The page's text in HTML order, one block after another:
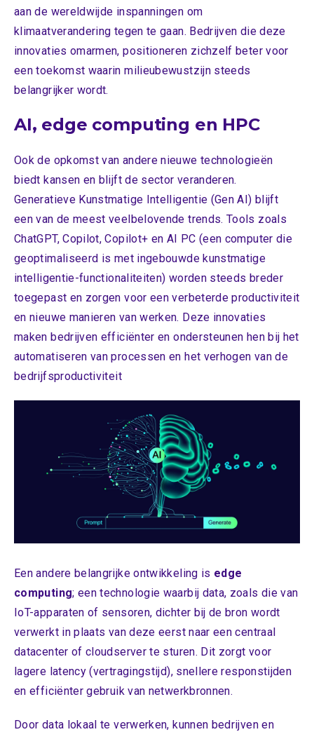
aan de wereldwijde inspanningen om
klimaatverandering tegen te gaan. Bedrijven die deze
innovaties omarmen, positioneren zichzelf beter voor
een toekomst waarin milieubewustzijn steeds
belangrijker wordt.
AI, edge computing en HPC
Ook de opkomst van andere nieuwe technologieën
biedt kansen en blijft de sector veranderen.
Generatieve Kunstmatige Intelligentie (Gen AI) blijft
een van de meest veelbelovende trends. Tools zoals
ChatGPT, Copilot, Copilot+ en AI PC (een computer die
geoptimaliseerd is met ingebouwde kunstmatige
intelligentie-functionaliteiten) worden steeds breder
toegepast en zorgen voor een verbeterde productiviteit
en nieuwe manieren van werken. Deze innovaties
maken bedrijven efficiënter en ondersteunen hen bij het
automatiseren van processen en het verhogen van de
bedrijfsproductiviteit
Een andere belangrijke ontwikkeling is edge
computing; een technologie waarbij data, zoals die van
IoT-apparaten of sensoren, dichter bij de bron wordt
verwerkt in plaats van deze eerst naar een centraal
datacenter of cloudserver te sturen. Dit zorgt voor
lagere latency (vertragingstijd), snellere responstijden
en efficiënter gebruik van netwerkbronnen.
Door data lokaal te verwerken, kunnen bedrijven en